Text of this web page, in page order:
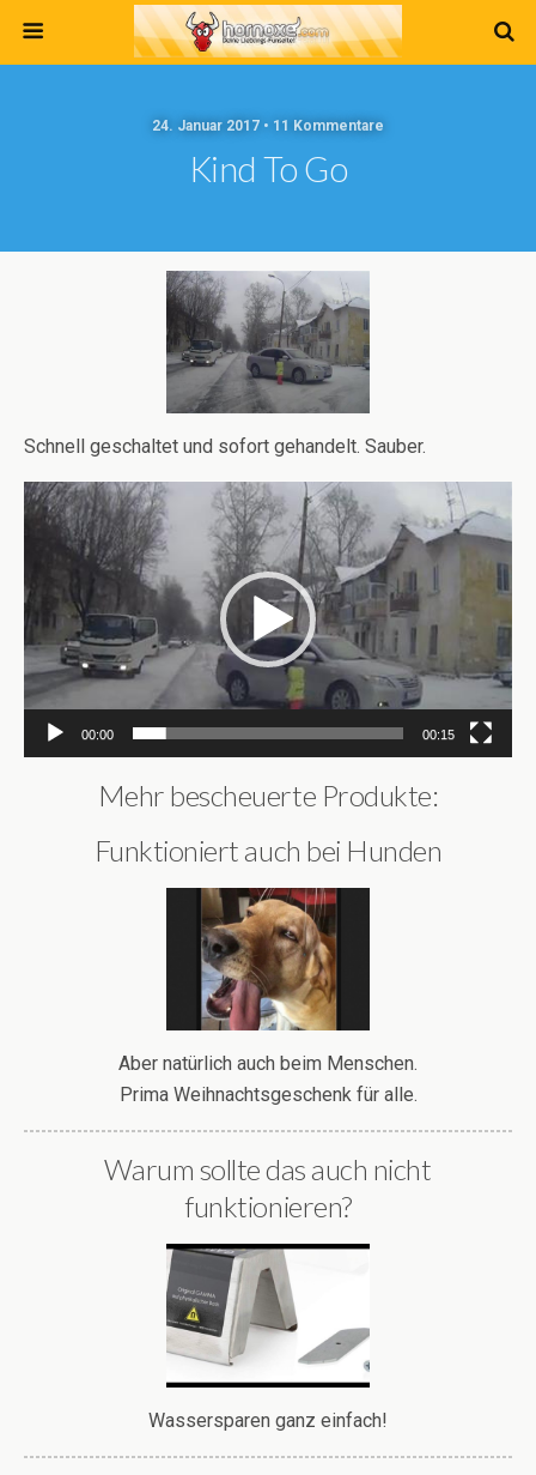
24. Januar 2017 • 11 Kommentare
Kind To Go
Schnell geschaltet und sofort gehandelt. Sauber.
Video-
Player
00:00 00:15
Mehr bescheuerte Produkte:
Funktioniert auch bei Hunden
Aber natürlich auch beim Menschen.
Prima Weihnachtsgeschenk für alle.
Warum sollte das auch nicht
funktionieren?
Wassersparen ganz einfach!